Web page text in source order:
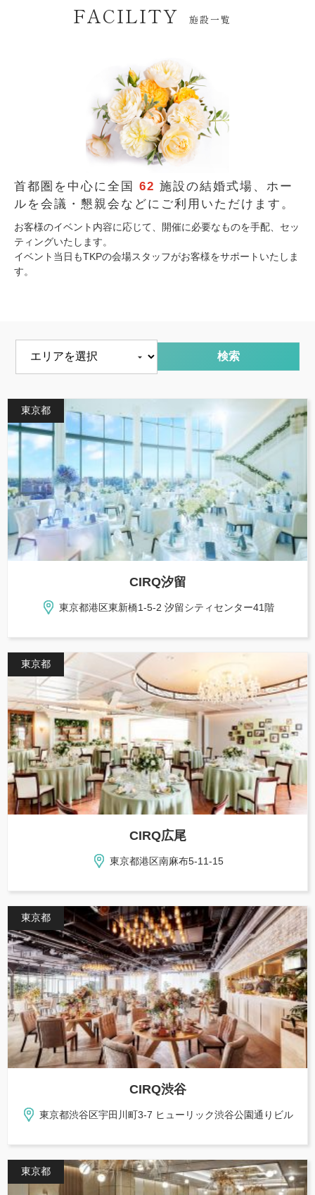
FACILITY 施設一覧
首都圏を中心に全国 62 施設の結婚式場、 ホー
ルを会議・懇親会などにご利用いただけます。
お客様のイベント内容に応じて、開催に必要なものを手配、セッ
ティングいたします。
イベント当日もTKPの会場スタッフがお客様をサポートいたしま
す。
東京都
CIRQ汐留
東京都港区東新橋1-5-2 汐留シティセンター41階
東京都
CIRQ広尾
東京都港区南麻布5-11-15
東京都
CIRQ渋谷
東京都渋谷区宇田川町3-7 ヒューリック渋谷公園通りビル
東京都